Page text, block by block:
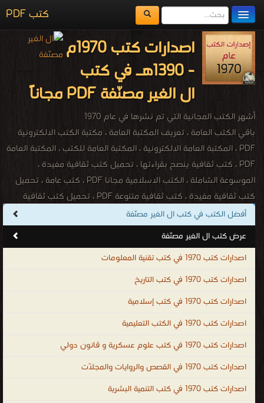
كتب PDF
مكتبة الكتب
المكتبات
يُقرأ حالياً
اضف كتاب
اصدارات كتب 1970م
- 1390هـ في كتب
ال الغير مصنّفة PDF مجاناً
أشهر الكتب المجانية التي تم نشرها في عام 1970
باقي الكتب العامة ، تعريف المكتبة العامة ، مكتبة الكتب الالكترونية
PDF ، المكتبة العامة الالكترونية ، المكتبة العامة للكتب ، المكتبة العامة
PDF ، كتب ثقافية ينصح بقراءتها ، تحميل كتب ثقافية مفيدة ،
الموسوعة الشاملة ، الكتب الاسلامية مجانا PDF ، كتب عامة ، تحميل
كتب ثقافية مفيدة ، كتب ثقافية متنوعة PDF ، تحميل كتب ثقافية
كتب معلومات عامة PDF ، مكتبة الكتب الالكترونية ، كتب متنوعة ، كتب
مصورة ، كتب صوتية ، كتب اون لاين ، كتب عامة للتحميل ، كتب عامة
للقراءة ، كتب عامة مجانية ، كتب اسلامية عامة ، كتب ثقافية عامة ، كتب
عامة فى الطبخ ، كتب عامة فى التاريخ ، كتب عامة فى الشعر ، ال الغير
أفضل الكتب في كتب ال الغير مصنّفة
عرض كتب ال الغير مصنّفة
اصدارات كتب 1970 في كتب تقنية المعلومات
اصدارات كتب 1970 في كتب التاريخ
اصدارات كتب 1970 في كتب إسلامية
اصدارات كتب 1970 في الكتب التعليمية
اصدارات كتب 1970 في كتب علوم عسكرية و قانون دولي
اصدارات كتب 1970 في القصص والروايات والمجلّات
اصدارات كتب 1970 في كتب التنمية البشرية